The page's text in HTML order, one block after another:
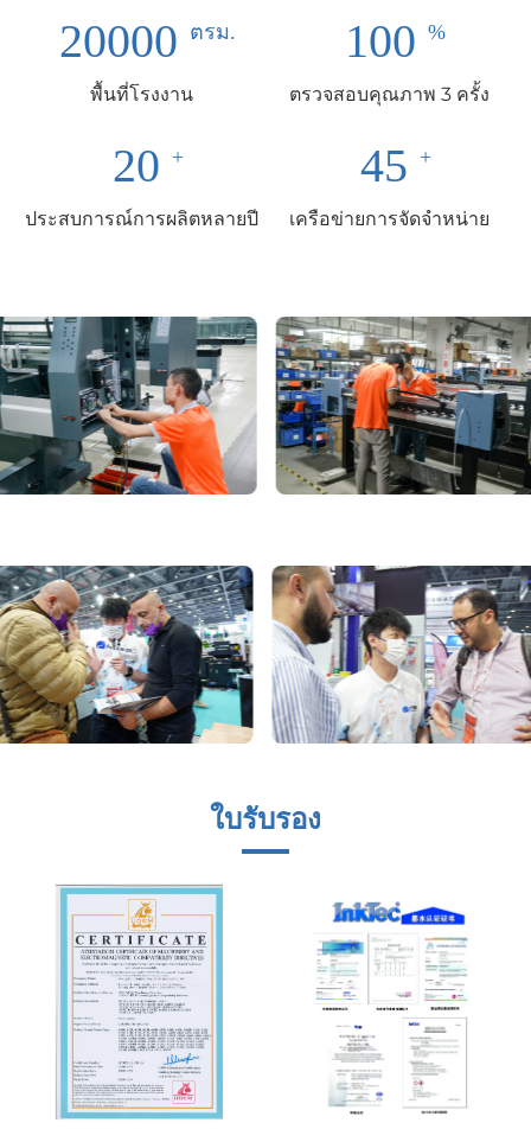
20000
พื้นที่โรงงาน
100
ตรวจสอบคุณภาพ 3 ครั้ง
20
ประสบการณ์การผลิตหลายปี
45
เครือข่ายการจัดจำหน่าย
ใบรับรอง